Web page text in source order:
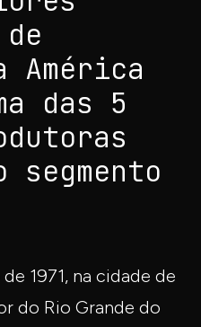
América
das 5
segmento
1971, na cidade de
do Rio Grande do